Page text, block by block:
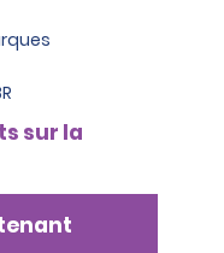
sur la